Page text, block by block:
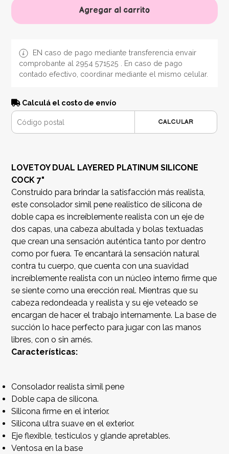
Agregar al carrito
EN caso de pago mediante transferencia envair
comprobante al 2954 571525 . En caso de pago
contado efectivo, coordinar mediante el mismo celular.
Calculá el costo de envío
CALCULAR
LOVETOY DUAL LAYERED PLATINUM SILICONE
COCK 7"
Construido para brindar la satisfacción más realista,
este consolador simil pene realistico de silicona de
doble capa es increíblemente realista con un eje de
dos capas, una cabeza abultada y bolas textuadas
que crean una sensación auténtica tanto por dentro
como por fuera. Te encantará la sensación natural
contra tu cuerpo, que cuenta con una suavidad
increíblemente realista con un núcleo interno firme que
se siente como una erección real. Mientras que su
cabeza redondeada y realista y su eje veteado se
encargan de hacer el trabajo internamente. La base de
succión lo hace perfecto para jugar con las manos
libres, con o sin arnés.
Características:
Consolador realista simil pene
Doble capa de silicona.
Silicona firme en el interior.
Silicona ultra suave en el exterior.
Eje flexible, testiculos y glande apretables.
Ventosa en la base